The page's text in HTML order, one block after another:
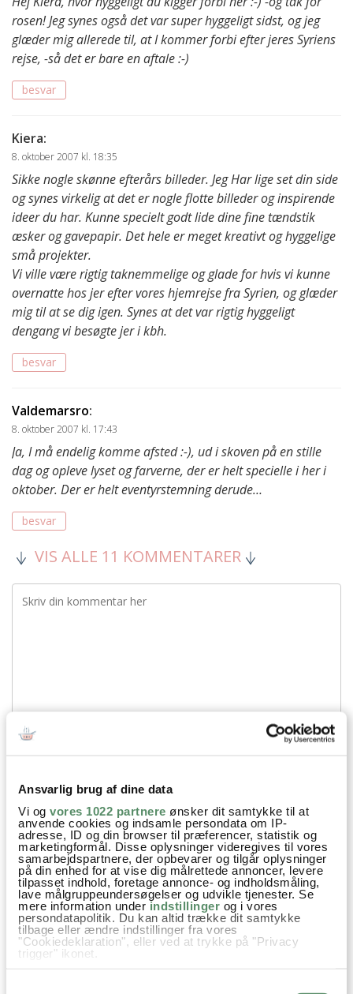
Ansvarlig brug af dine data
Vi og vores 1022 partnere ønsker dit samtykke til at
anvende cookies og indsamle persondata om IP-
adresse, ID og din browser til præferencer, statistik og
marketingformål. Disse oplysninger videregives til vores
samarbejdspartnere, der opbevarer og tilgår oplysninger
på din enhed for at vise dig målrettede annoncer, levere
tilpasset indhold, foretage annonce- og indholdsmåling,
lave målgruppeundersøgelser og udvikle tjenester. Se
mere information underindstillinger og i vores
persondatapolitik. Du kan altid trække dit samtykke
tilbage eller ændre indstillinger fra vores
"Cookiedeklaration", eller ved at trykke på "Privacy
trigger" ikonet.
Indsamle præcise oplysninger om din placering,
rosen! Jeg synes også det var super hyggeligt sidst, og jeg
glæder mig allerede til, at I kommer forbi efter jeres Syriens
rejse, -så det er bare en aftale :-)
besvar
Kiera:
8. oktober 2007 kl. 18:35
Sikke nogle skønne efterårs billeder. Jeg Har lige set din side
og synes virkelig at det er nogle flotte billeder og inspirende
ideer du har. Kunne specielt godt lide dine fine tændstik
æsker og gavepapir. Det hele er meget kreativt og hyggelige
små projekter.
Vi ville være rigtig taknemmelige og glade for hvis vi kunne
overnatte hos jer efter vores hjemrejse fra Syrien, og glæder
mig til at se dig igen. Synes at det var rigtig hyggeligt
dengang vi besøgte jer i kbh.
besvar
Valdemarsro:
8. oktober 2007 kl. 17:43
Ja, I må endelig komme afsted :-), ud i skoven på en stille
dag og opleve lyset og farverne, der er helt specielle i her i
oktober. Der er helt eventyrstemning derude…
besvar
VIS ALLE 11 KOMMENTARER
Din emailadresse vil ikke blive offentliggjort.
SEND